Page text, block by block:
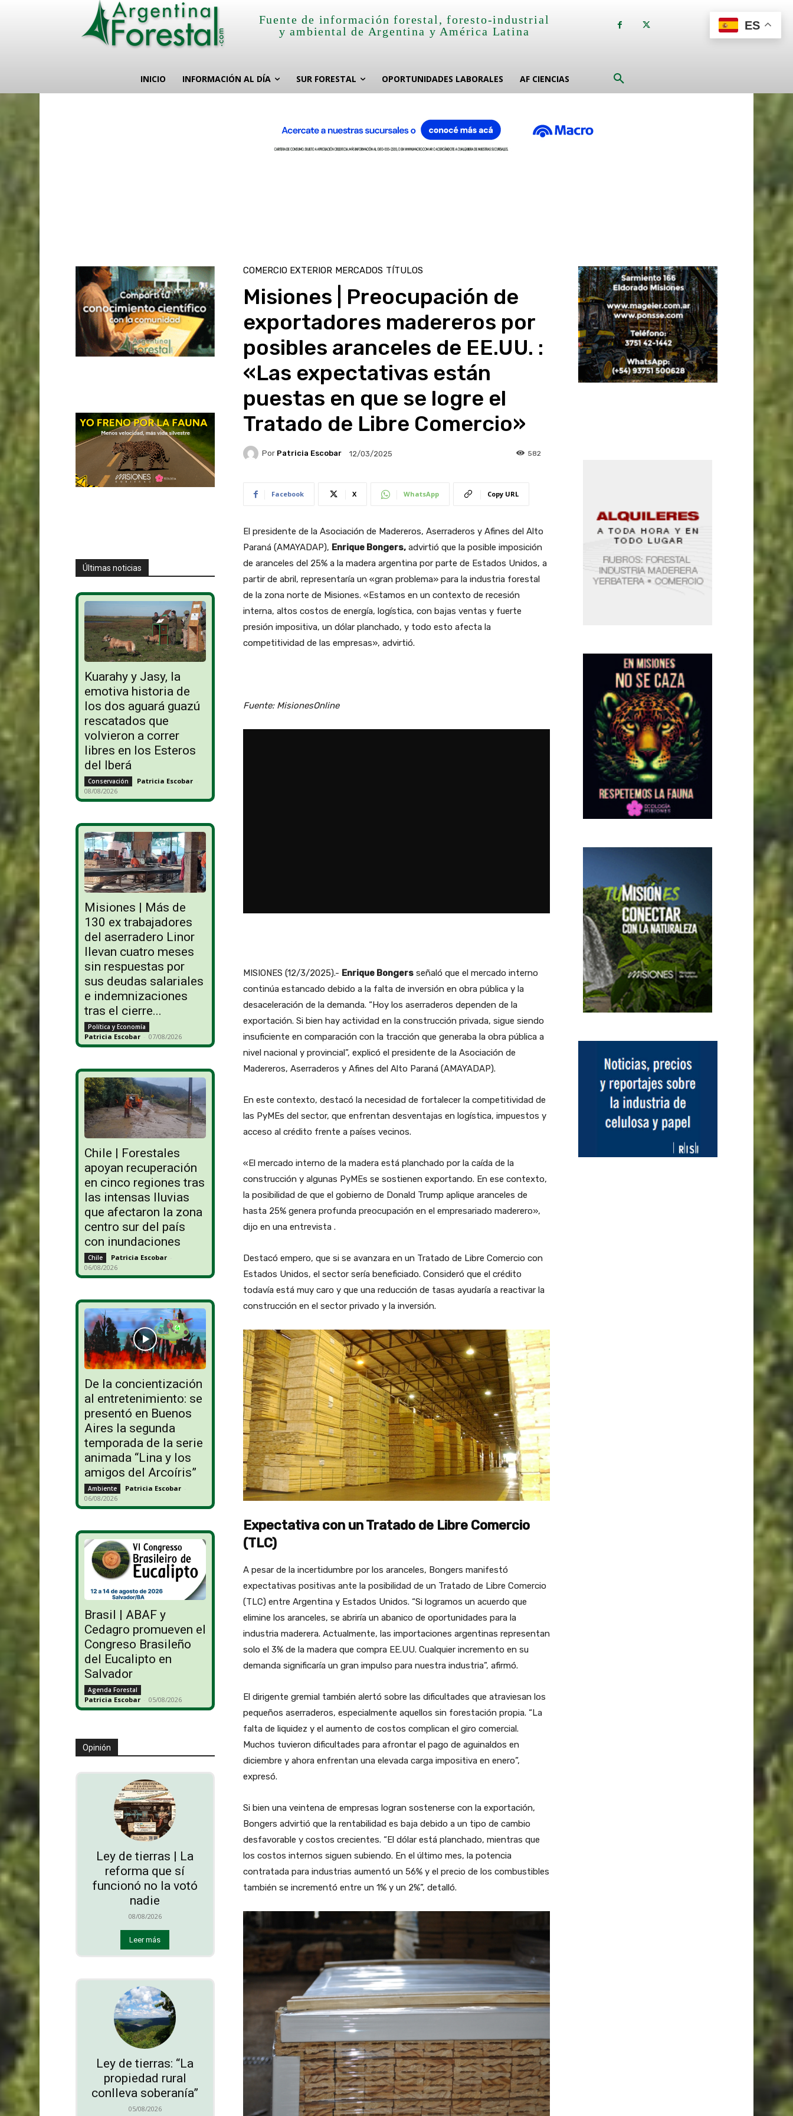
Fuente de información forestal, foresto-industrial
y ambiental de Argentina y América Latina
INICIO INFORMACIÓN AL DÍA SUR FORESTAL OPORTUNIDADES LABORALES AF CIENCIAS
Últimas noticias
Kuarahy y Jasy, la
emotiva historia de
los dos aguará guazú
rescatados que
volvieron a correr
libres en los Esteros
del Iberá
Conservación Patricia Escobar -
08/08/2026
Misiones | Más de
130 ex trabajadores
del aserradero Linor
llevan cuatro meses
sin respuestas por
sus deudas salariales
e indemnizaciones
tras el cierre...
Política y Economía
Patricia Escobar - 07/08/2026
Chile | Forestales
apoyan recuperación
en cinco regiones tras
las intensas lluvias
que afectaron la zona
centro sur del país
con inundaciones
Chile Patricia Escobar -
06/08/2026
De la concientización
al entretenimiento: se
presentó en Buenos
Aires la segunda
temporada de la serie
animada “Lina y los
amigos del Arcoíris”
Ambiente Patricia Escobar -
06/08/2026
Brasil | ABAF y
Cedagro promueven el
Congreso Brasileño
del Eucalipto en
Salvador
Agenda Forestal
Patricia Escobar - 05/08/2026
Opinión
Ley de tierras | La
reforma que sí
funcionó no la votó
nadie
08/08/2026
Leer más
Ley de tierras: “La
propiedad rural
conlleva soberanía”
05/08/2026
COMERCIO EXTERIOR MERCADOS TÍTULOS
Misiones | Preocupación de
exportadores madereros por
posibles aranceles de EE.UU. :
«Las expectativas están
puestas en que se logre el
Tratado de Libre Comercio»
Por Patricia Escobar 12/03/2025 582
Facebook X WhatsApp Copy URL
El presidente de la Asociación de Madereros, Aserraderos y Afines del Alto
Paraná (AMAYADAP), Enrique Bongers,advirtió que la posible imposición
de aranceles del 25% a la madera argentina por parte de Estados Unidos, a
partir de abril, representaría un «gran problema» para la industria forestal
de la zona norte de Misiones. «Estamos en un contexto de recesión
interna, altos costos de energía, logística, con bajas ventas y fuerte
presión impositiva, un dólar planchado, y todo esto afecta la
competitividad de las empresas», advirtió.
Fuente: MisionesOnline
MISIONES (12/3/2025).- Enrique Bongersseñaló que el mercado interno
continúa estancado debido a la falta de inversión en obra pública y la
desaceleración de la demanda. “Hoy los aserraderos dependen de la
exportación. Si bien hay actividad en la construcción privada, sigue siendo
insuficiente en comparación con la tracción que generaba la obra pública a
nivel nacional y provincial”, explicó el presidente de la Asociación de
Madereros, Aserraderos y Afines del Alto Paraná (AMAYADAP).
En este contexto, destacó la necesidad de fortalecer la competitividad de
las PyMEs del sector, que enfrentan desventajas en logística, impuestos y
acceso al crédito frente a países vecinos.
«El mercado interno de la madera está planchado por la caída de la
construcción y algunas PyMEs se sostienen exportando. En ese contexto,
la posibilidad de que el gobierno de Donald Trump aplique aranceles de
hasta 25% genera profunda preocupación en el empresariado maderero»,
dijo en una entrevista .
Destacó empero, que si se avanzara en un Tratado de Libre Comercio con
Estados Unidos, el sector sería beneficiado. Consideró que el crédito
todavía está muy caro y que una reducción de tasas ayudaría a reactivar la
construcción en el sector privado y la inversión.
Expectativa con un Tratado de Libre Comercio
(TLC)
A pesar de la incertidumbre por los aranceles, Bongers manifestó
expectativas positivas ante la posibilidad de un Tratado de Libre Comercio
(TLC) entre Argentina y Estados Unidos. “Si logramos un acuerdo que
elimine los aranceles, se abriría un abanico de oportunidades para la
industria maderera. Actualmente, las importaciones argentinas representan
solo el 3% de la madera que compra EE.UU. Cualquier incremento en su
demanda significaría un gran impulso para nuestra industria”, afirmó.
El dirigente gremial también alertó sobre las dificultades que atraviesan los
pequeños aserraderos, especialmente aquellos sin forestación propia. “La
falta de liquidez y el aumento de costos complican el giro comercial.
Muchos tuvieron dificultades para afrontar el pago de aguinaldos en
diciembre y ahora enfrentan una elevada carga impositiva en enero”,
expresó.
Si bien una veintena de empresas logran sostenerse con la exportación,
Bongers advirtió que la rentabilidad es baja debido a un tipo de cambio
desfavorable y costos crecientes. “El dólar está planchado, mientras que
los costos internos siguen subiendo. En el último mes, la potencia
contratada para industrias aumentó un 56% y el precio de los combustibles
también se incrementó entre un 1% y un 2%”, detalló.
ES